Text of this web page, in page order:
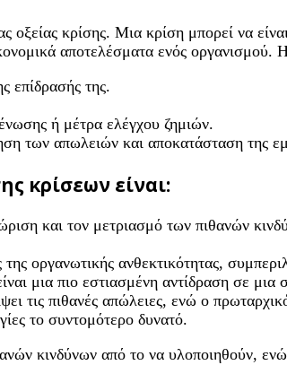
κρίσης. Μια κρίση μπορεί να
αποτελέσματα ενός οργανισμού.
επίδρασής της.
ή μέτρα ελέγχου ζημιών.
των απωλειών και αποκατάσταση της
κρίσεων είναι:
και τον μετριασμό των πιθανών
οργανωτικής ανθεκτικότητας,
μια πιο εστιασμένη αντίδραση σε
τις πιθανές απώλειες, ενώ ο
το συντομότερο δυνατό.
κινδύνων από το να υλοποιηθούν,